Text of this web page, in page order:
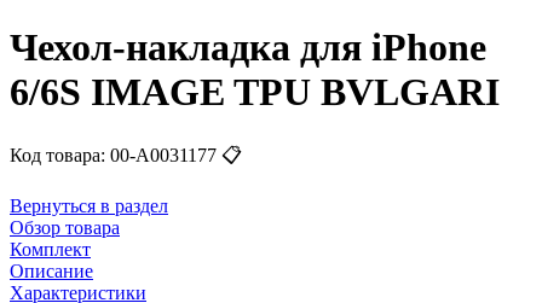
Чехол-накладка для iPhone
6/6S IMAGE TPU BVLGARI
Код товара: 00-А0031177 📋
Вернуться в раздел
Обзор товара
Комплект
Описание
Характеристики